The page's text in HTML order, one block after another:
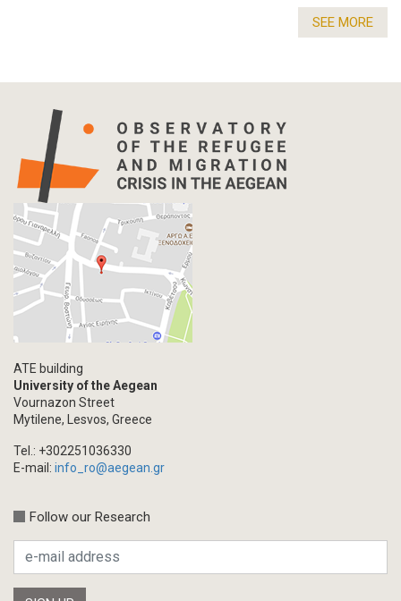
SEE MORE
ATE building
University of the Aegean
Vournazon Street
Mytilene, Lesvos, Greece
Tel.: +302251036330
E-mail: info_ro@aegean.gr
Follow our Research